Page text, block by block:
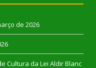
de 2026
Cultura da Lei Aldir Blanc